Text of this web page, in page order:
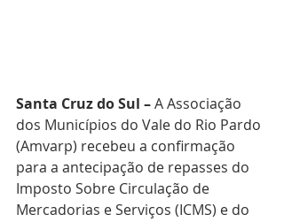
Santa Cruz do Sul – A Associação
dos Municípios do Vale do Rio Pardo
(Amvarp) recebeu a confirmação
para a antecipação de repasses do
Imposto Sobre Circulação de
Mercadorias e Serviços (ICMS) e do